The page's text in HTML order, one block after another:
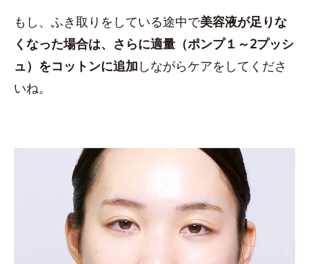
もし、ふき取りをしている途中で美容液が足りな
くなった場合は、さらに適量（ポンプ１～2プッシ
ュ）をコットンに追加 しながらケアをしてくださ
いね。